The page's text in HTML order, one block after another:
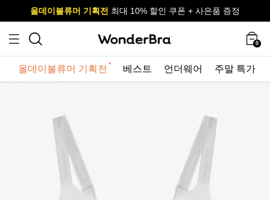
사이즈 무료 교환 서비스
올데이볼류머 기획전 최대 10% 할인 쿠폰 + 사은품 증정
사이즈 무료 교환 서비스
올데이볼류머 기획전 최대 10% 할인 쿠폰 + 사은품 증정
0
올데이볼류머 기획전 베스트 언더웨어 주말 특가